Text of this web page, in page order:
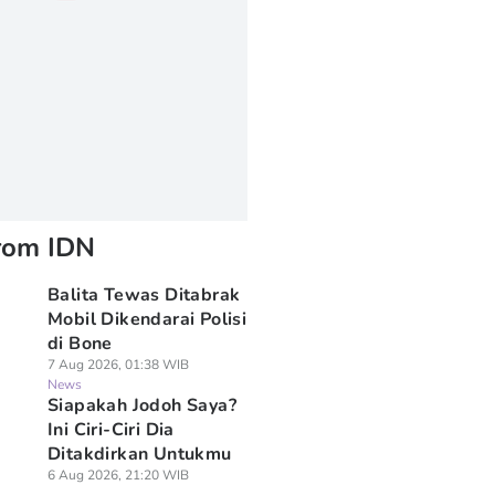
IDN
Balita Tewas Ditabrak
Mobil Dikendarai Polisi
di Bone
7 Aug 2026, 01:38 WIB
News
Siapakah Jodoh Saya?
Ini Ciri-Ciri Dia
Ditakdirkan Untukmu
6 Aug 2026, 21:20 WIB